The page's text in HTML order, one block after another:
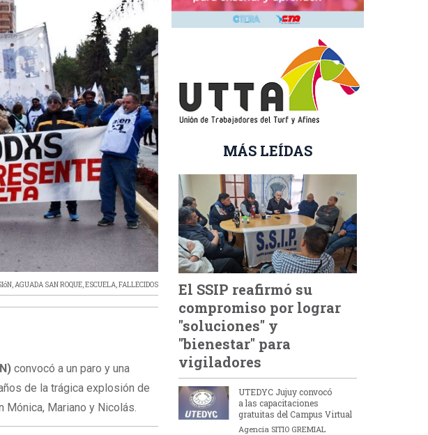
,AGUADA SAN ROQUE,ESCUELA,FALLECIDOS
convocó a un paro y una
de la trágica explosión de
Mónica, Mariano y Nicolás.
MÁS LEÍDAS
El SSIP reafirmó su
compromiso por lograr
"soluciones" y
"bienestar" para
vigiladores
UTEDYC Jujuy convocó
a las capacitaciones
gratuitas del Campus Virtual
Agencia SITIO GREMIAL